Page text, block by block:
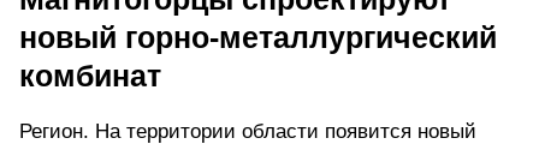
новый горно-металлургический
комбинат
Регион. На территории области появится новый